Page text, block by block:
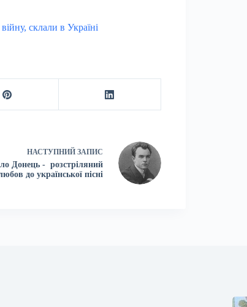
склали в Україні
НАСТУПНИЙ ЗАПИС
Донець - розстріляний
до української пісні